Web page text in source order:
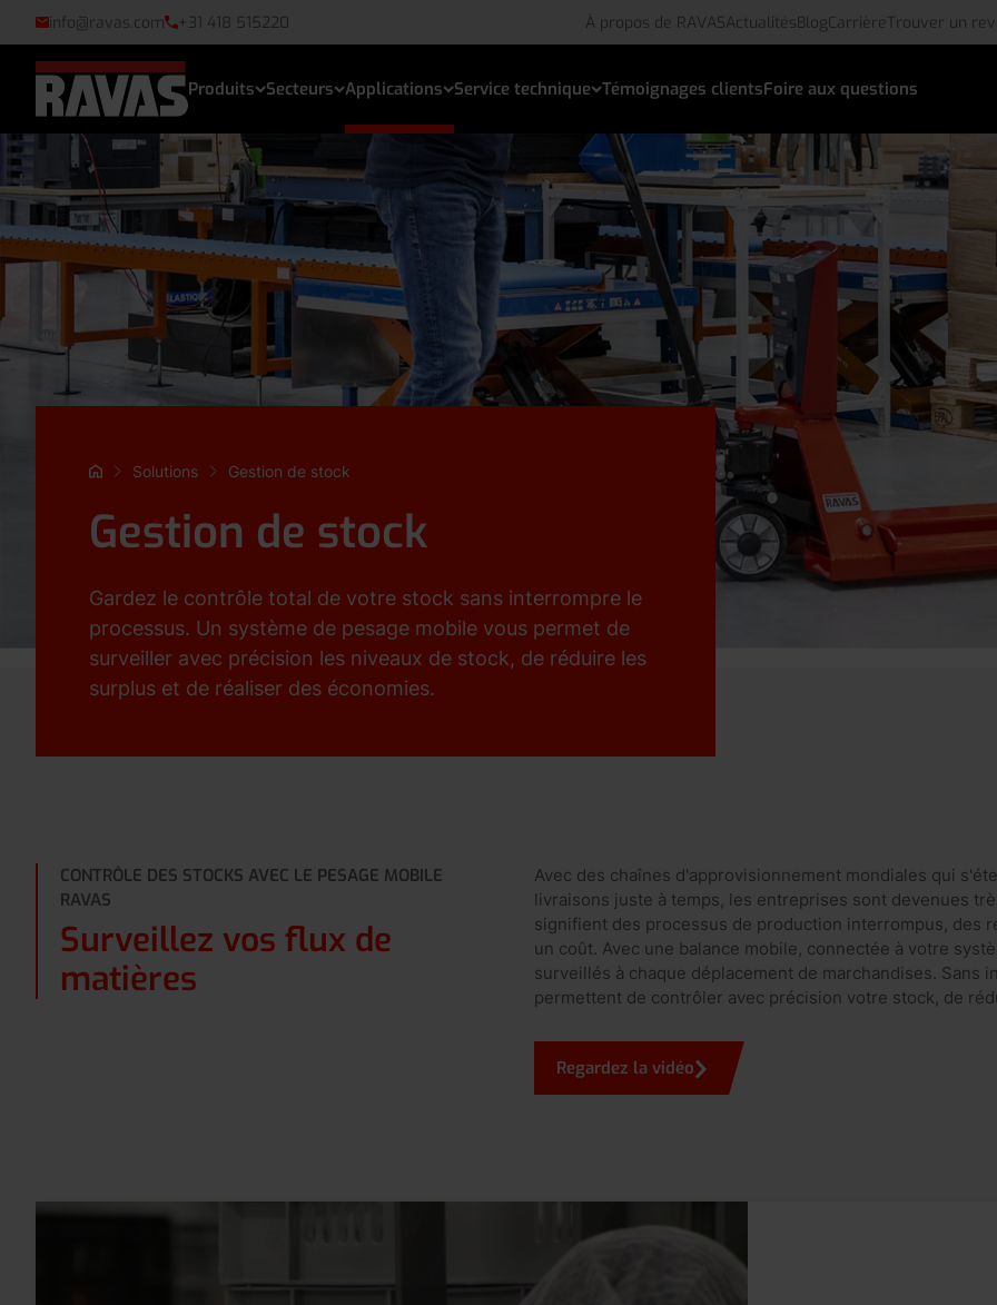
info@ravas.com +31 418 515220 À propos de RAVASActualitésBlogCarrière Trouver un
Produits Secteurs Applications Service technique Témoignages clientsFoire aux questions
Solutions Gestion de stock
Gestion de stock
Gardez le contrôle total de votre stock sans interrompre le
processus. Un système de pesage mobile vous permet de
surveiller avec précision les niveaux de stock, de réduire les
surplus et de réaliser des économies.
CONTRÔLE DES STOCKS AVEC LE PESAGE MOBILE
RAVAS
Surveillez vos flux de
matières
Avec des chaînes d'approvisionnement mondiales qui
livraisons juste à temps, les entreprises sont devenues
signifient des processus de production interrompus, des
un coût. Avec une balance mobile, connectée à votre
surveillés à chaque déplacement de marchandises. Sans
permettent de contrôler avec précision votre stock, de
Regardez la vidéo